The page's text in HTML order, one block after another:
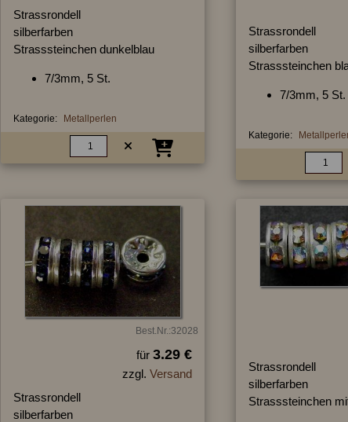
Strassrondell
silberfarben
Strasssteinchen dunkelblau
7/3mm, 5 St.
Kategorie: Metallperlen
Strassrondell
silberfarben
Strasssteinchen
7/3mm, 5 St.
Kategorie:
Best.Nr.:32028
für 3.29 €
zzgl. Versand
Strassrondell
silberfarben
Strassrondell
silberfarben
Strasssteinchen